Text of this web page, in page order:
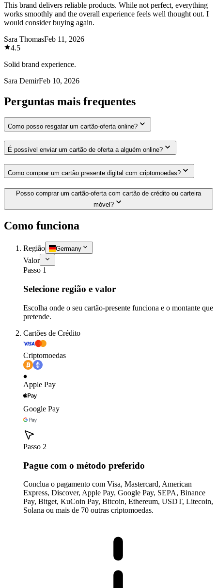
This brand delivers reliable products. While not perfect, everything
works smoothly and the overall experience feels well thought out. I
would consider buying again.
Sara ThomasFeb 11, 2026
4.5
Solid brand experience.
Sara DemirFeb 10, 2026
Perguntas mais frequentes
Como posso resgatar um cartão-oferta online?
É possível enviar um cartão de oferta a alguém online?
Como comprar um cartão presente digital com criptomoedas?
Posso comprar um cartão-oferta com cartão de crédito ou carteira
móvel?
Como funciona
Região Germany
Valor
Passo 1
Selecione região e valor
Escolha onde o seu cartão-presente funciona e o montante que
pretende.
Cartões de Crédito
Criptomoedas
Apple Pay
Google Pay
Passo 2
Pague com o método preferido
Conclua o pagamento com Visa, Mastercard, American
Express, Discover, Apple Pay, Google Pay, SEPA, Binance
Pay, Bitget, KuCoin Pay, Bitcoin, Ethereum, USDT, Litecoin,
Solana ou mais de 70 outras criptomoedas.